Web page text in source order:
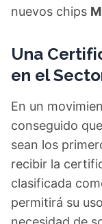
nuevos chips
Una
en el
En un
conseguido
sean los
recibir la
clasificada
permitirá su